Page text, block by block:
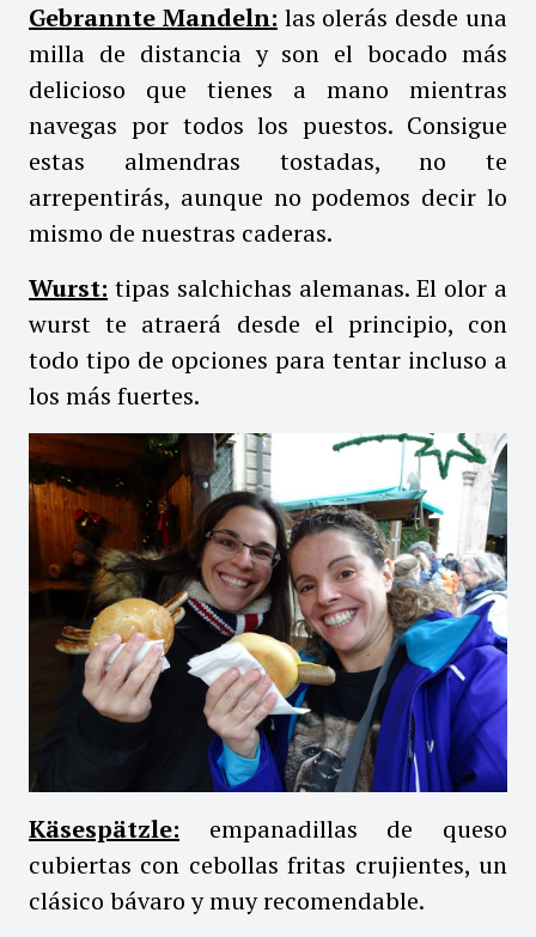
Gebrannte Mandeln: las olerás desde una
milla de distancia y son el bocado más
delicioso que tienes a mano mientras
navegas por todos los puestos. Consigue
estas almendras tostadas, no te
arrepentirás, aunque no podemos decir lo
mismo de nuestras caderas.
Wurst: tipas salchichas alemanas. El olor a
wurst te atraerá desde el principio, con
todo tipo de opciones para tentar incluso a
los más fuertes.
Käsespätzle: empanadillas de queso
cubiertas con cebollas fritas crujientes, un
clásico bávaro y muy recomendable.